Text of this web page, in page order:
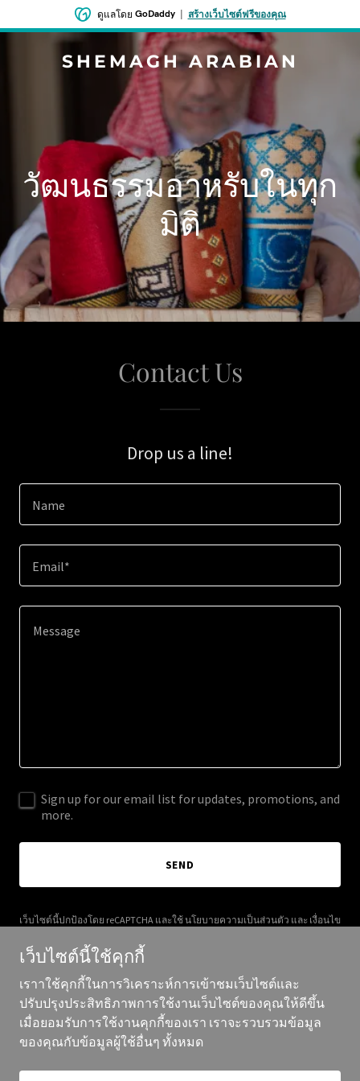
ดูแลโดย GoDaddy| สร้างเว็บไซต์ฟรีของคุณ
SHEMAGH ARABIAN
วัฒนธรรมอาหรับในทุก
มิติ
Contact Us
Drop us a line!
Name
Email*
Sign up for our email list for updates, promotions, and
more.
SEND
เว็บไซต์นี้ปกป้องโดย reCAPTCHA และใช้นโยบายความเป็นส่วนตัว และ เงื่อนไข
ลิขสิทธิ์ ©2025 Shemagh Arabian - สงวนสิทธิ์ทุกประการ
เว็บไซต์นี้ใช้คุกกี้
เราาใช้คุกกี้ในการวิเคราะห์การเข้าชมเว็บไซต์และ
ปรับปรุงประสิทธิภาพการใช้งานเว็บไซต์ของคุณให้ดีขึ้น
เมื่อยอมรับการใช้งานคุกกี้ของเรา เราจะรวบรวมข้อมูล
ของคุณกับข้อมูลผู้ใช้อื่นๆ ทั้งหมด